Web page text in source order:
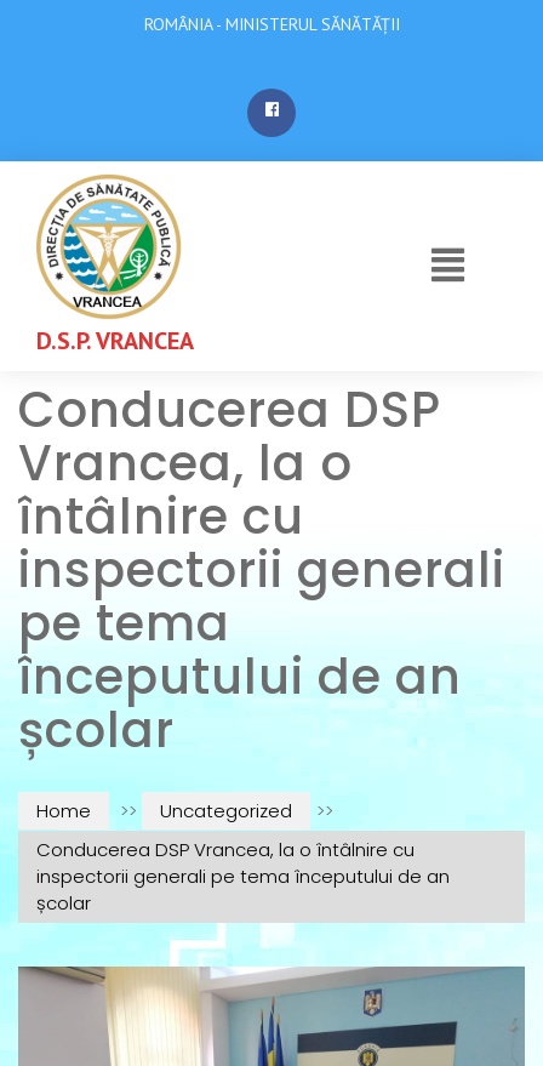
ROMÂNIA - MINISTERUL SĂNĂTĂȚII
D.S.P. VRANCEA
Conducerea DSP
Vrancea, la o
întâlnire cu
inspectorii generali
pe tema
începutului de an
școlar
Home >> Uncategorized
>>
Conducerea DSP Vrancea, la o întâlnire cu
inspectorii generali pe tema începutului de an
școlar